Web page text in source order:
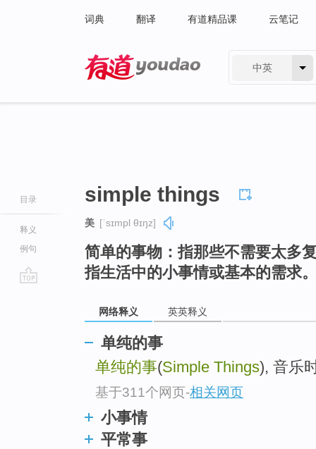
词典 翻译 有道精品课 云笔记
中英
目录
释义
例句
simple things
美 [ˈsɪmpl θɪŋz]
简单的事物：指那些不需要太多
指生活中的小事情或基本的需求
网络释义 英英释义
单纯的事
单纯的事(Simple Things), 音乐
基于311个网页-相关网页
小事情
平常事